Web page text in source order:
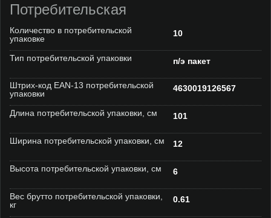
Потребительская
Количество в потребительской
упаковке
10
Тип потребительской упаковки п/э пакет
Штрих-код EAN-13 потребительской
упаковки
4630019126567
Длина потребительской упаковки, см 101
Ширина потребительской упаковки, см 12
Высота потребительской упаковки, см 6
Вес брутто потребительской упаковки,
кг
0.61